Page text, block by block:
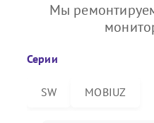
Мы
Серии
SW MOBIUZ